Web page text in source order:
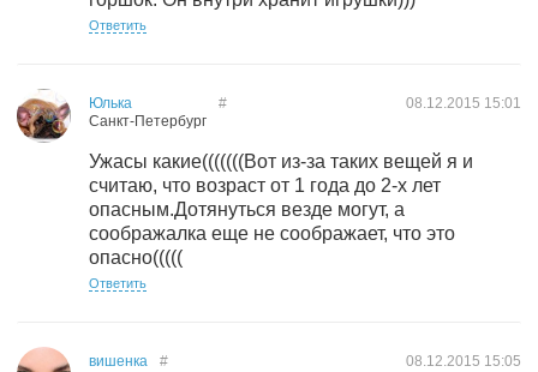
Ответить
Юлька
Санкт-Петербург
08.12.2015 15:01
#
Ужасы какие(((((((Вот из-за таких вещей я и
считаю, что возраст от 1 года до 2-х лет
опасным.Дотянуться везде могут, а
соображалка еще не соображает, что это
опасно(((((
Ответить
вишенка 08.12.2015 15:05
#